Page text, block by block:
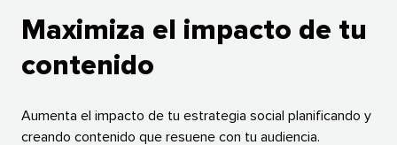
Maximiza el impacto de tu
contenido​​
Aumenta el impacto de tu estrategia social planificando y
creando contenido que resuene con tu audiencia.​​